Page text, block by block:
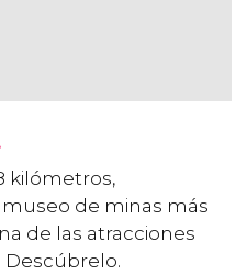
kilómetros,
de minas más
de las atracciones
Descúbrelo.